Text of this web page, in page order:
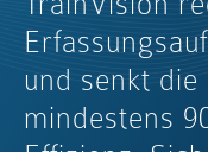
und senkt
mindestens